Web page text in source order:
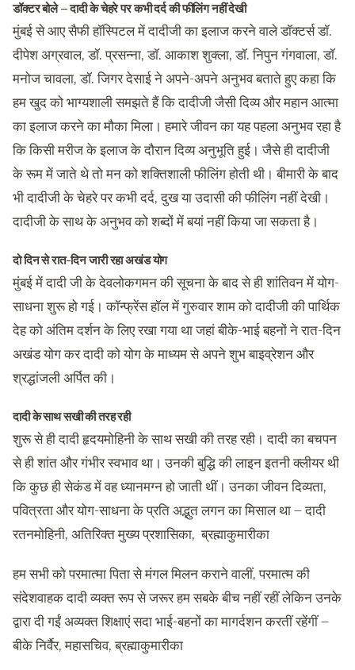
डॉक्टर बोले – दादी के चेहरे पर कभी दर्द की फीलिंग नहीं देखी
मुंबई से आए सैफी हॉस्पिटल में दादीजी का इलाज करने वाले डॉक्टर्स डॉ.
दीपेश अग्रवाल, डॉ. प्रसन्ना, डॉ. आकाश शुक्ला, डॉ. निपुन गंगवाला, डॉ.
मनोज चावला, डॉ. जिगर देसाई ने अपने-अपने अनुभव बताते हुए कहा कि
हम खुद को भाग्यशाली समझते हैं कि दादीजी जैसी दिव्य और महान आत्मा
का इलाज करने का मौका मिला। हमारे जीवन का यह पहला अनुभव रहा है
कि किसी मरीज के इलाज के दौरान दिव्य अनुभूति हुई। जैसे ही दादीजी
के रूम में जाते थे तो मन को शक्तिशाली फीलिंग होती थी। बीमारी के बाद
भी दादीजी के चेहरे पर कभी दर्द, दुख या उदासी की फीलिंग नहीं देखी।
दादीजी के साथ के अनुभव को शब्दों में बयां नहीं किया जा सकता है।
दो दिन से रात-दिन जारी रहा अखंड योग
मुंबई में दादी जी के देवलोकगमन की सूचना के बाद से ही शांतिवन में योग-
साधना शुरू हो गई। कॉन्फ्रेंस हॉल में गुरुवार शाम को दादीजी की पार्थिक
देह को अंतिम दर्शन के लिए रखा गया था जहां बीके-भाई बहनों ने रात-दिन
अखंड योग कर दादी को योग के माध्यम से अपने शुभ बाइव्रेशन और
श्रद्धांजली अर्पित की।
दादी के साथ सखी की तरह रही
शुरू से ही दादी हृदयमोहिनी के साथ सखी की तरह रही। दादी का बचपन
से ही शांत और गंभीर स्वभाव था। उनकी बुद्धि की लाइन इतनी क्लीयर थी
कि कुछ ही सेकंड में वह ध्यानमग्न हो जाती थीं। उनका जीवन दिव्यता,
पवित्रता और योग-साधना के प्रति अद्भुत लगन का मिसाल था – दादी
रतनमोहिनी, अतिरिक्त मुख्य प्रशासिका, ब्रह्माकुमारीका
हम सभी को परमात्मा पिता से मंगल मिलन कराने वालीं, परमात्म की
संदेशवाहक दादी व्यक्त रूप से जरूर हम सबके बीच नहीं रहीं लेकिन उनके
द्वारा दी गईं अव्यक्त शिक्षाएं सदा भाई-बहनों का मागर्दशन करतीं रहेंगीं –
बीके निर्वैर, महासचिव, ब्रह्माकुमारीका